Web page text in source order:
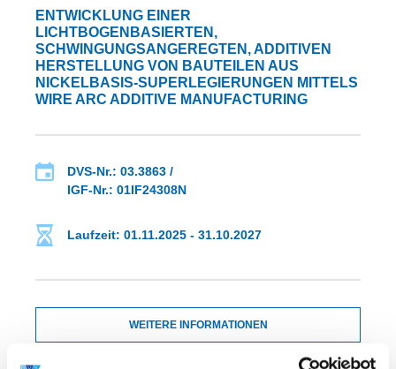
ENTWICKLUNG EINER
LICHTBOGENBASIERTEN,
SCHWINGUNGSANGEREGTEN, ADDITIVEN
HERSTELLUNG VON BAUTEILEN AUS
NICKELBASIS-SUPERLEGIERUNGEN MITTELS
WIRE ARC ADDITIVE MANUFACTURING
DVS-Nr.: 03.3863 /
IGF-Nr.: 01IF24308N
Laufzeit: 01.11.2025 - 31.10.2027
WEITERE INFORMATIONEN